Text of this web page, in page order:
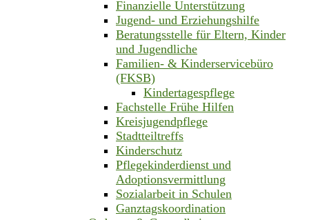
Finanzielle Unterstützung
Jugend- und Erziehungshilfe
Beratungsstelle für Eltern, Kinder
und Jugendliche
Familien- & Kinderservicebüro
(FKSB)
Kindertagespflege
Fachstelle Frühe Hilfen
Kreisjugendpflege
Stadtteiltreffs
Kinderschutz
Pflegekinderdienst und
Adoptionsvermittlung
Sozialarbeit in Schulen
Ganztagskoordination